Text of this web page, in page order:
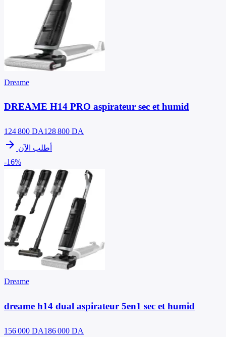
Dreame
DREAME H14 PRO aspirateur sec et humid
124 800 DA128 800 DA
arrow_forward أطلب الآن
-16%
Dreame
dreame h14 dual aspirateur 5en1 sec et humid
156 000 DA186 000 DA